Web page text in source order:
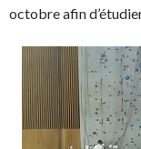
octobre afin